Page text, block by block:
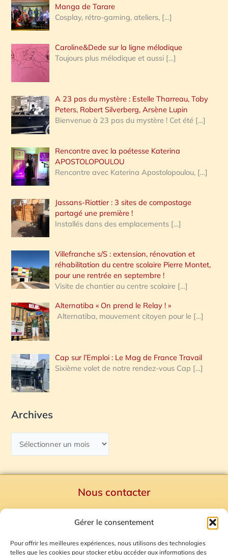
Gérer le consentement
Pour offrir les meilleures expériences, nous utilisons des technologies
telles que les cookies pour stocker et/ou accéder aux informations des
:
Manga de Tarare
Cosplay, rétro-gaming, ateliers, […]
Caroline&Dede sur la ligne mélodique
Toujours plus mélodique et aussi […]
A 23 pas du mystère : Estelle Tharreau, Toby
Peters, Robert Silverberg, Arsène Lupin
Bienvenue à 23 pas du mystère ! Cet été […]
Rencontre avec la poétesse Katerina
APOSTOLOPOULOU
Rencontre avec Katerina Apostolopoulou, […]
Jassans-Riottier : 3 sites de compostage
partagé une première !
Installés dans des emplacements […]
Villefranche s/S : extension, rénovation et
réhabilitation du centre scolaire Pierre Montet,
pour une rentrée en septembre !
Visite de chantier au centre scolaire […]
Alternatiba « On prend le Relay ! »
Alternatiba, mouvement citoyen pour le […]
Cap sur l’Emploi : Le Mag de France Travail
Sixième volet de notre rendez-vous Cap […]
Archives
Nous contacter
Mentions Légales
Plan du site